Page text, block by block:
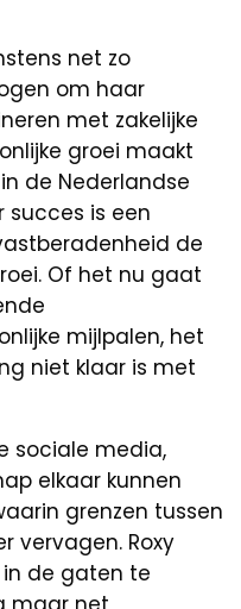
net zo
om haar
met zakelijke
groei maakt
de Nederlandse
succes is een
de
Of het nu gaat
mijlpalen, het
niet klaar is met
sociale media,
elkaar kunnen
grenzen tussen
vervagen. Roxy
de gaten te